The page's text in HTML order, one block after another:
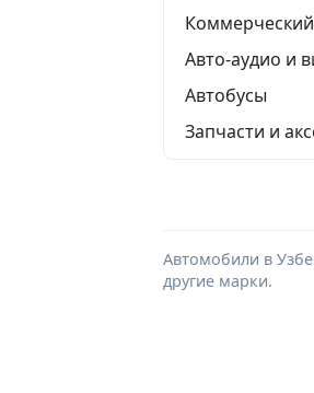
Авто-аудио и
Автобусы
Запчасти и
Автомобили в
другие марки.